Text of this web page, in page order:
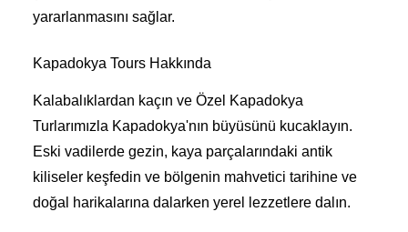
yararlanmasını sağlar.
Kapadokya Tours Hakkında
Kalabalıklardan kaçın ve Özel Kapadokya
Turlarımızla Kapadokya'nın büyüsünü kucaklayın.
Eski vadilerde gezin, kaya parçalarındaki antik
kiliseler keşfedin ve bölgenin mahvetici tarihine ve
doğal harikalarına dalarken yerel lezzetlere dalın.